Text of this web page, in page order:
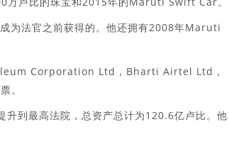
为法官之前获得的。他还拥有2008年Maruti
Corporation Ltd，Bharti Airtel Ltd，
。
到最高法院，总资产总计为120.6亿卢比。他